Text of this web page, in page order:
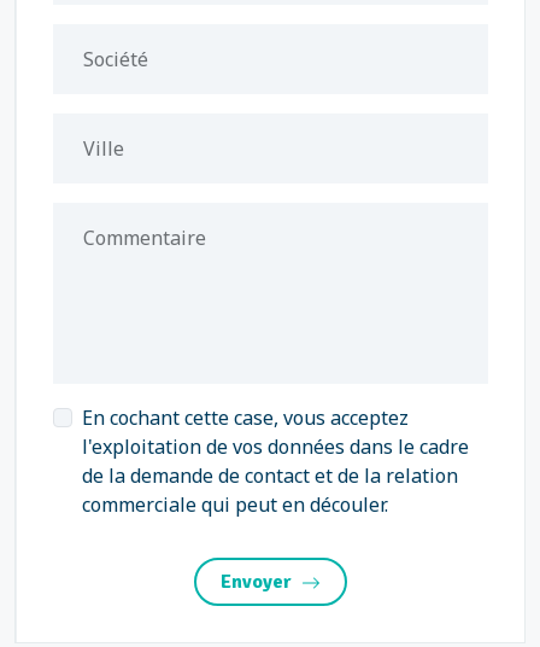
Société
Ville
Commentaire
En cochant cette case, vous acceptez
l'exploitation de vos données dans le cadre
de la demande de contact et de la relation
commerciale qui peut en découler.
Envoyer